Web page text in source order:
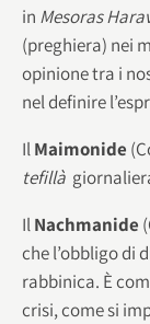
in Mesoras
(preghiera) nei
opinione tra i
nel definire
IlMaimonide
tefillà
IlNachmanide
che l’obbligo di
rabbinica. È
crisi, come si